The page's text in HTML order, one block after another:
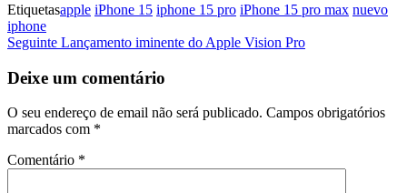
Etiquetasapple iPhone 15 iphone 15 pro iPhone 15 pro max nuevo
iphone
Navegação
de
Artigo
Seguinte Lançamento iminente do Apple Vision Pro
Deixe um comentário
O seu endereço de email não será publicado. Campos obrigatórios
marcados com *
Comentário *